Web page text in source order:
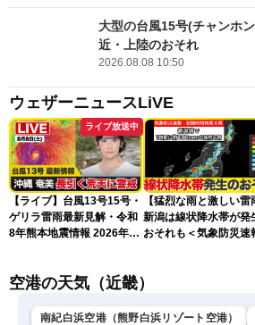
大型の台風15号(チャンホ
近・上陸のおそれ
2026.08.08 10:50
ウェザーニュースLiVE
ライブ放送中
【ライブ】台風13号15号・
ゲリラ雷雨最新見解・令和
8年熊本地震情報 2026年8
愛梨／芳野達郎〉最新天気
【猛烈な雨と激しい雷
新潟は線状降水帯が発
おそれも＜気象防災速
空港の天気（近畿）
南紀白浜空港（熊野白浜リゾート空港）